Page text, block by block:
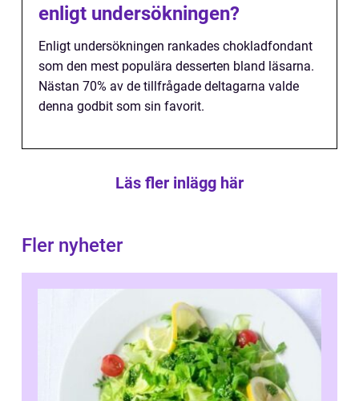
enligt undersökningen?
Enligt undersökningen rankades chokladfondant
som den mest populära desserten bland läsarna.
Nästan 70% av de tillfrågade deltagarna valde
denna godbit som sin favorit.
Läs fler inlägg här
Fler nyheter